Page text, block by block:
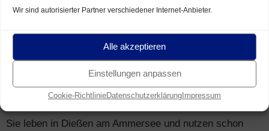
Wir sind autorisierter Partner verschiedener Internet-Anbieter.
Alle akzeptieren
Einstellungen anpassen
Cookie-RichtlinieDatenschutzerklärungImpressum
Mobilfunk in Dießen am Ammersee hohe
(3G).
Speedtestfür Breitband Anschluss in
Dießen am Ammersee (Speedcheck)
Sie leben in Dießen am Ammersee und nutzen schon